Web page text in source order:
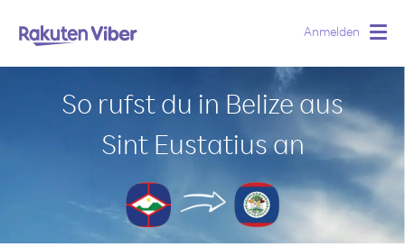
Anmelden
So rufst du in Belize aus
Sint Eustatius an